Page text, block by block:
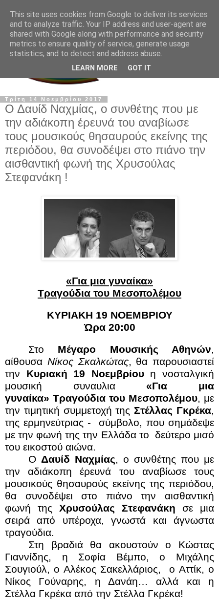
Τρίτη 14 Νοεμβρίου 2017
Ο Δαυίδ Ναχμίας, ο συνθέτης που με
την αδιάκοπη έρευνά του αναβίωσε
τους μουσικούς θησαυρούς εκείνης της
περιόδου, θα συνοδέψει στο πιάνο την
αισθαντική φωνή της Χρυσούλας
Στεφανάκη !
«Για μια γυναίκα»
Τραγούδια του Μεσοπολέμου
ΚΥΡΙΑΚΗ 19 ΝΟΕΜΒΡΙΟΥ
Ώρα 20:00
Στο Μέγαρο Μουσικής Αθηνών,
αίθουσα Νίκος Σκαλκώτας, θα παρουσιαστεί
την Κυριακή 19 Νοεμβρίουη νοσταλγική
μουσική συναυλια «Για μια
γυναίκα» Τραγούδια του Μεσοπολέμου, με
την τιμητική συμμετοχή της Στέλλας Γκρέκα,
της ερμηνεύτριας - σύμβολο, που σημάδεψε
με την φωνή της την Ελλάδα το δεύτερο μισό
του εικοστού αιώνα.
Ο Δαυίδ Ναχμίας, ο συνθέτης που με
την αδιάκοπη έρευνά του αναβίωσε τους
μουσικούς θησαυρούς εκείνης της περιόδου,
θα συνοδέψει στο πιάνο την αισθαντική
φωνή της Χρυσούλας Στεφανάκη σε μια
σειρά από υπέροχα, γνωστά και άγνωστα
τραγούδια.
Στη βραδιά θα ακουστούν ο Κώστας
Γιαννίδης, η Σοφία Βέμπο, ο Μιχάλης
Σουγιούλ, ο Αλέκος Σακελλάριος, ο Αττίκ, ο
Νίκος Γούναρης, η Δανάη… αλλά και η
Στέλλα Γκρέκα από την Στέλλα Γκρέκα!
This site uses cookies from Google to deliver its services
and to analyze traffic. Your IP address and user-agent are
shared with Google along with performance and security
metrics to ensure quality of service, generate usage
statistics, and to detect and address abuse.
LEARN MORE GOT IT